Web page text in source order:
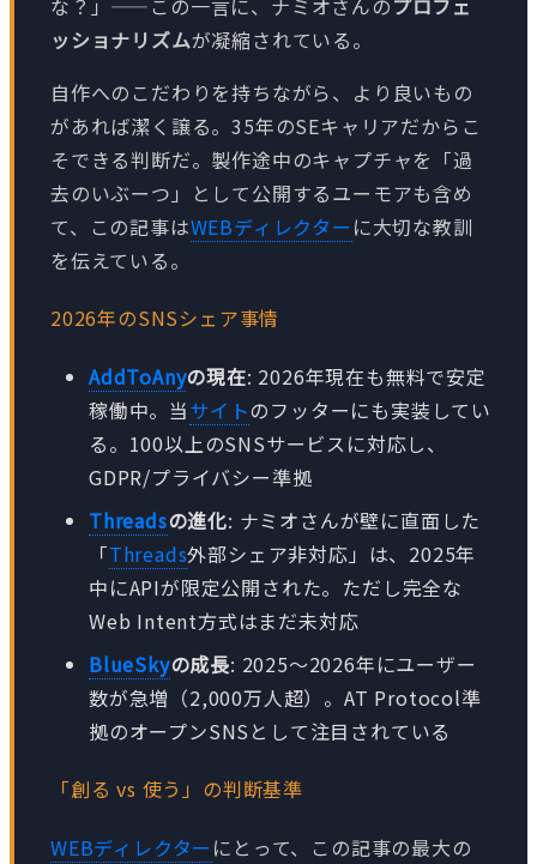
ッショナリズムが凝縮されている。
自作へのこだわりを持ちながら、より良いもの
があれば潔く譲る。35年のSEキャリアだからこ
そできる判断だ。製作途中のキャプチャを「過
去のいぶーつ」として公開するユーモアも含め
て、この記事はWEBディレクター に大切な教訓
を伝えている。
2026年のSNSシェア事情
AddToAnyの現在: 2026年現在も無料で安定
稼働中。当サイトのフッターにも実装してい
る。100以上のSNSサービスに対応し、
GDPR/プライバシー準拠
Threadsの進化: ナミオさんが壁に直面した
「Threads外部シェア非対応」は、2025年
中にAPIが限定公開された。ただし完全な
Web Intent方式はまだ未対応
BlueSkyの成長: 2025〜2026年にユーザー
数が急増（2,000万人超）。AT Protocol準
拠のオープンSNSとして注目されている
「創る vs 使う」の判断基準
WEBディレクター にとって、この記事の最大の